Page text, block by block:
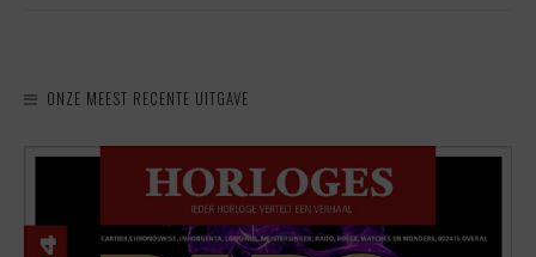
ONZE MEEST RECENTE UITGAVE